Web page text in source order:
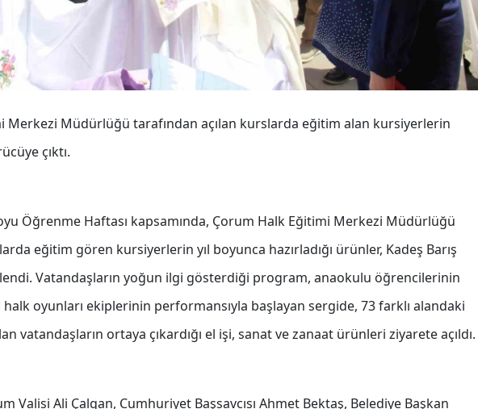
Merkezi Müdürlüğü tarafından açılan kurslarda eğitim alan kursiyerlerin
çıktı.
Öğrenme Haftası kapsamında, Çorum Halk Eğitimi Merkezi Müdürlüğü
eğitim gören kursiyerlerin yıl boyunca hazırladığı ürünler, Kadeş Barış
Vatandaşların yoğun ilgi gösterdiği program, anaokulu öğrencilerinin
oyunları ekiplerinin performansıyla başlayan sergide, 73 farklı alandaki
vatandaşların ortaya çıkardığı el işi, sanat ve zanaat ürünleri ziyarete açıldı.
Valisi Ali Çalgan, Cumhuriyet Başsavcısı Ahmet Bektaş, Belediye Başkan